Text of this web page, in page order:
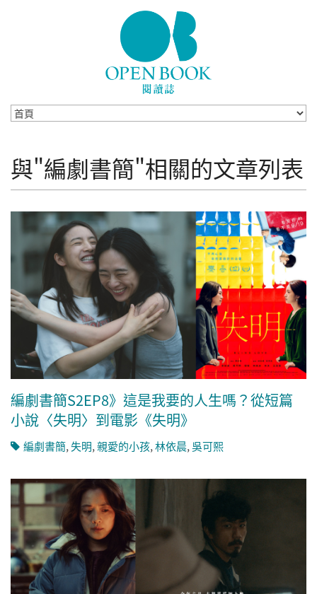
與"編劇書簡"相關的文章列表
編劇書簡S2EP8》這是我要的人生嗎？從短篇
小說〈失明〉到電影《失明》
編劇書簡,失明,親愛的小孩,林依晨,吳可熙